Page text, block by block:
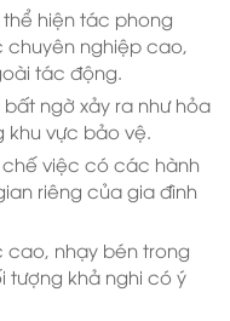
thể hiện tác phong
chuyên nghiệp cao,
tác động.
ngờ xảy ra như hỏa
khu vực bảo vệ.
chế việc có các hành
riêng của gia đình
cao, nhạy bén trong
tượng khả nghi có ý